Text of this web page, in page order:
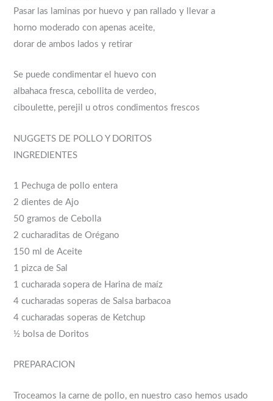
Pasar las laminas por huevo y pan rallado y llevar a
horno moderado con apenas aceite,
dorar de ambos lados y retirar
Se puede condimentar el huevo con
albahaca fresca, cebollita de verdeo,
ciboulette, perejil u otros condimentos frescos
NUGGETS DE POLLO Y DORITOS
INGREDIENTES
1 Pechuga de pollo entera
2 dientes de Ajo
50 gramos de Cebolla
2 cucharaditas de Orégano
150 ml de Aceite
1 pizca de Sal
1 cucharada sopera de Harina de maíz
4 cucharadas soperas de Salsa barbacoa
4 cucharadas soperas de Ketchup
½ bolsa de Doritos
PREPARACION
Troceamos la carne de pollo, en nuestro caso hemos usado